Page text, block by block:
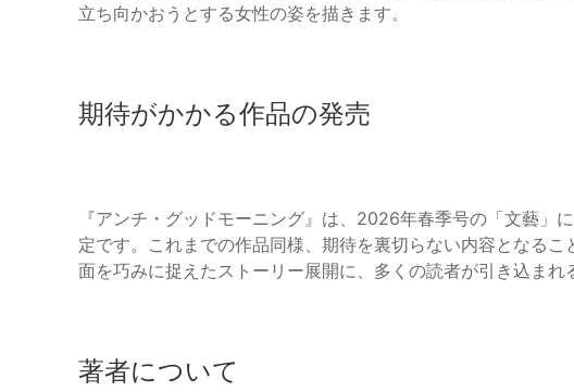
立ち向かおうとする女性の姿を描きます。
期待がかかる作品の発売
『アンチ・グッドモーニング』は、2026年春季号の「文藝
定です。これまでの作品同様、期待を裏切らない内容となる
面を巧みに捉えたストーリー展開に、多くの読者が引き込まれ
著者について